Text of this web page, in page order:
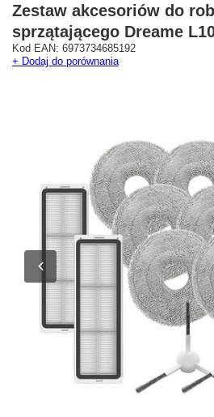
Zestaw akcesoriów do
sprzątającego Dreame
Kod EAN: 6973734685192
+ Dodaj do porównania
Pokaż na mapie